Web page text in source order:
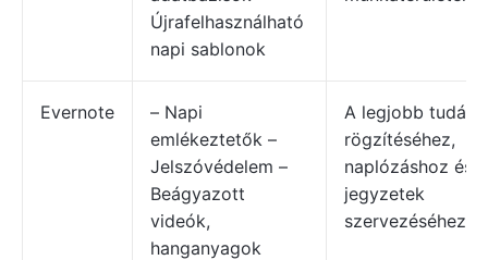
Újrafelhasználható
napi sablonok
Evernote
– Napi
emlékeztetők –
Jelszóvédelem –
Beágyazott
videók,
hanganyagok
A legjobb tudás
rögzítéséhez,
naplózáshoz és
jegyzetek
szervezéséhez.